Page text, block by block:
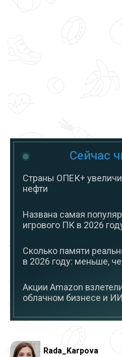
Сейчас
Страны ОПЕК+
нефти
Названа самая
игрового ПК в 2026
Сколько памяти
в 2026 году: меньше,
Акции Amazon
облачном бизнесе и ИИ
Rada_Karpova